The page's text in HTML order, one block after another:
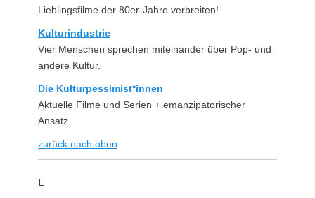
Lieblingsfilme der 80er-Jahre verbreiten!
Kulturindustrie
Vier Menschen sprechen miteinander über Pop- und
andere Kultur.
Die Kulturpessimist*innen
Aktuelle Filme und Serien + emanzipatorischer
Ansatz.
zurück nach oben
L